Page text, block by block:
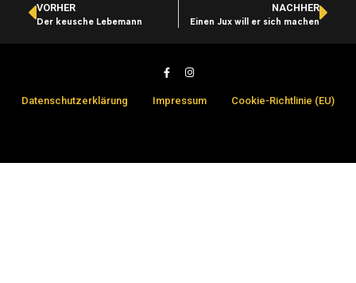
VORHER
Der keusche Lebemann
NACHHER
Einen Jux will er sich machen
Datenschutzerklärung Impressum Cookie-Richtlinie (EU)